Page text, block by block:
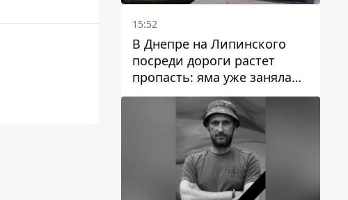
15:52
В Днепре на Липинского
посреди дороги растет
пропасть: яма уже заняла
полосу движения